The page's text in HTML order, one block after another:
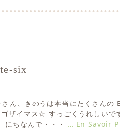
six
ん、きのうは本当にたくさん
ザイマス☆ すっごくうれしいで
にちなんで・・・ … En Savoir